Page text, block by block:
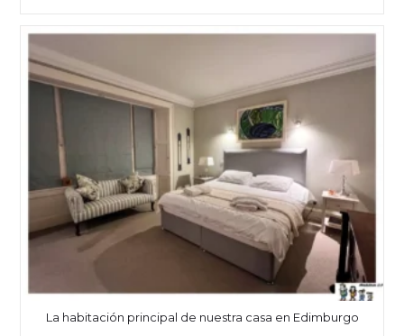
La habitación principal de nuestra casa en Edimburgo